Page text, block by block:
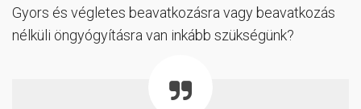
Gyors és végletes beavatkozásra vagy beavatkozás
nélküli öngyógyításra van inkább szükségünk?